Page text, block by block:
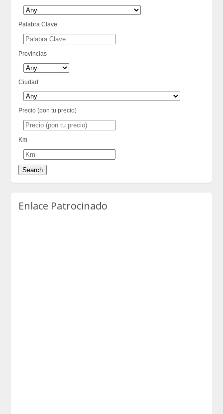
Palabra Clave
Provincias
Ciudad
Precio (pon tu precio)
Km
Enlace Patrocinado